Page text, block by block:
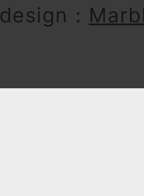
design：